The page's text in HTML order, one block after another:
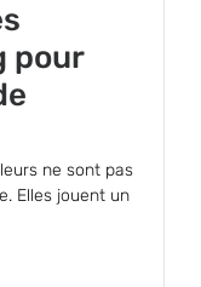
pour
ne sont pas
Elles jouent un